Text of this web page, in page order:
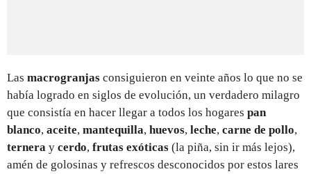
Las macrogranjas consiguieron en veinte años lo que no se
había logrado en siglos de evolución, un verdadero milagro
que consistía en hacer llegar a todos los hogares pan
blanco, aceite, mantequilla, huevos, leche, carne de pollo,
ternera y cerdo, frutas exóticas (la piña, sin ir más lejos),
amén de golosinas y refrescos desconocidos por estos lares